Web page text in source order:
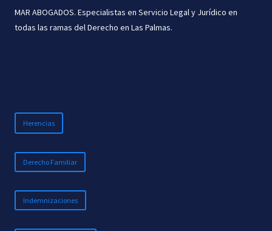
MAR ABOGADOS. Especialistas en Servicio Legal y Jurídico en
todas las ramas del Derecho en Las Palmas.
Herencias
Derecho Familiar
Indemnizaciones